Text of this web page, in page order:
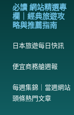
必讀 網站精選專
欄｜經典旅遊攻
略與推薦指南
日本旅遊每日快訊
便宜商務艙週報
每週集錦｜當週網站
頭條熱門文章